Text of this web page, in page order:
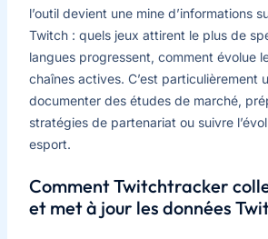
l’outil devient une mine d’informations
Twitch : quels jeux attirent le plus de
langues progressent, comment évolue
chaînes actives. C’est particulièrement
documenter des études de marché,
stratégies de partenariat ou suivre
esport.
Comment Twitchtracker
et met à jour les données